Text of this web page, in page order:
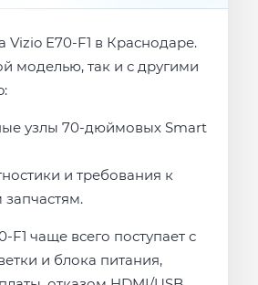
Vizio E70-F1 в Краснодаре.
моделью, так и с другими
узлы 70-дюймовых Smart
и требования к
F1 чаще всего поступает с
и блока питания,